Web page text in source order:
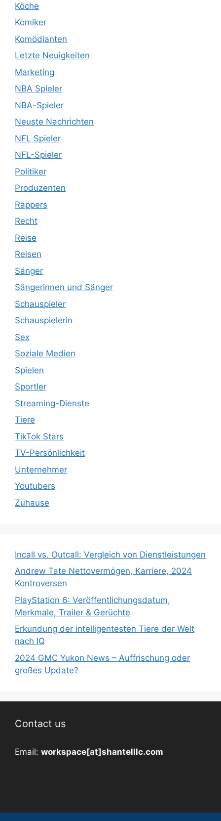
Köche
Komiker
Komödianten
Letzte Neuigkeiten
Marketing
NBA Spieler
NBA-Spieler
Neuste Nachrichten
NFL Spieler
NFL-Spieler
Politiker
Produzenten
Rappers
Recht
Reise
Reisen
Sänger
Sängerinnen und Sänger
Schauspieler
Schauspielerin
Sex
Soziale Medien
Spielen
Sportler
Streaming-Dienste
Tiere
TikTok Stars
TV-Persönlichkeit
Unternehmer
Youtubers
Zuhause
Incall vs. Outcall: Vergleich von Dienstleistungen
Andrew Tate Nettovermögen, Karriere, 2024
Kontroversen
PlayStation 6: Veröffentlichungsdatum,
Merkmale, Trailer & Gerüchte
Erkundung der intelligentesten Tiere der Welt
nach IQ
2024 GMC Yukon News – Auffrischung oder
großes Update?
Contact us
Email: workspace[at]shantelllc.com